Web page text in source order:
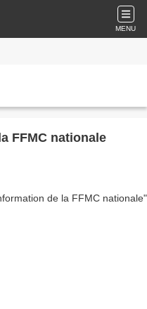
MENU
FFMC nationale